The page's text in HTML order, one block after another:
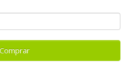
Comprar